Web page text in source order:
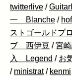
twitterlive /
一 Blanche /
ストゴールドプ
ブ 西伊豆 /宮
入 Legend / お
/ ministrat / kenmi